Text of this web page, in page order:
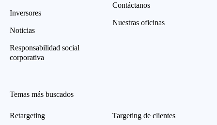
Inversores
Noticias
Responsabilidad social
corporativa
Contáctanos
Nuestras oficinas
Temas más buscados
Retargeting Targeting de clientes